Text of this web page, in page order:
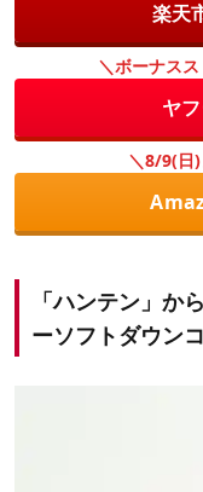
楽天
＼ボーナス
ヤ
＼8/9(日
「ハンテン」か
ーソフトダウン